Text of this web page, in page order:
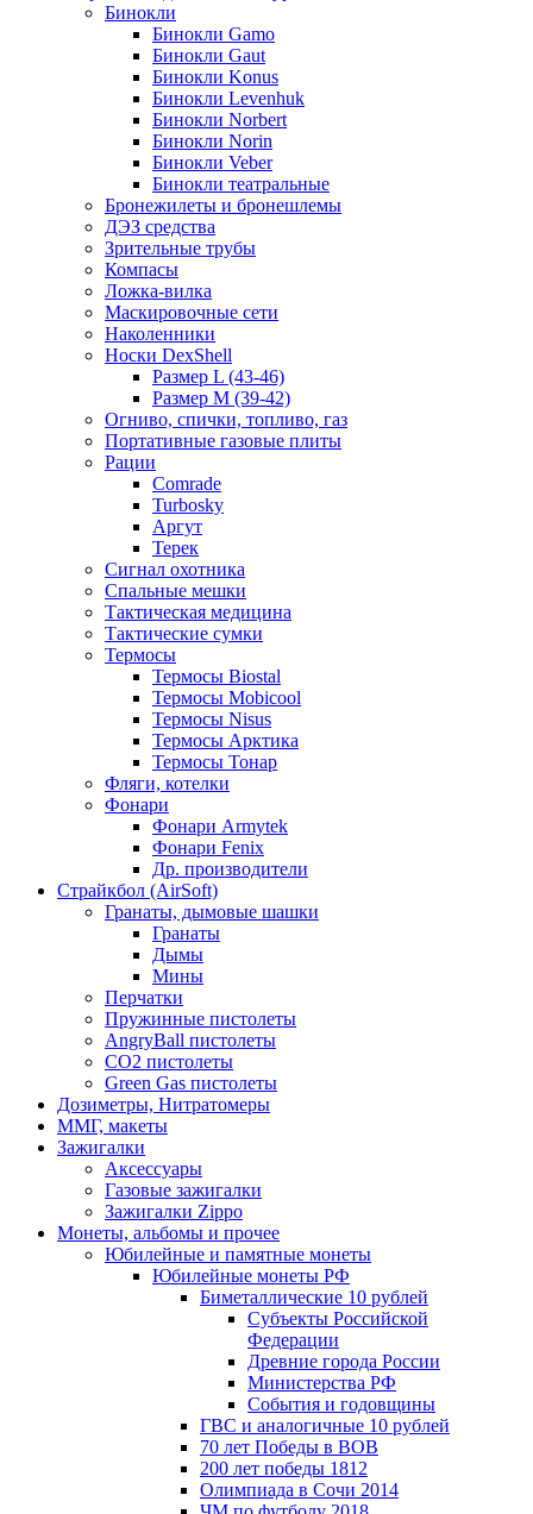
Бинокли
Бинокли Gamo
Бинокли Gaut
Бинокли Konus
Бинокли Levenhuk
Бинокли Norbert
Бинокли Norin
Бинокли Veber
Бинокли театральные
Бронежилеты и бронешлемы
ДЭЗ средства
Зрительные трубы
Компасы
Ложка-вилка
Маскировочные сети
Наколенники
Носки DexShell
Размер L (43-46)
Размер M (39-42)
Огниво, спички, топливо, газ
Портативные газовые плиты
Рации
Comrade
Turbosky
Аргут
Терек
Сигнал охотника
Спальные мешки
Тактическая медицина
Тактические сумки
Термосы
Термосы Biostal
Термосы Mobicool
Термосы Nisus
Термосы Арктика
Термосы Тонар
Фляги, котелки
Фонари
Фонари Armytek
Фонари Fenix
Др. производители
Страйкбол (AirSoft)
Гранаты, дымовые шашки
Гранаты
Дымы
Мины
Перчатки
Пружинные пистолеты
AngryBall пистолеты
CO2 пистолеты
Green Gas пистолеты
Дозиметры, Нитратомеры
ММГ, макеты
Зажигалки
Аксессуары
Газовые зажигалки
Зажигалки Zippo
Монеты, альбомы и прочее
Юбилейные и памятные монеты
Юбилейные монеты РФ
Биметаллические 10 рублей
Субъекты Российской
Федерации
Древние города России
Министерства РФ
События и годовщины
ГВС и аналогичные 10 рублей
70 лет Победы в ВОВ
200 лет победы 1812
Олимпиада в Сочи 2014